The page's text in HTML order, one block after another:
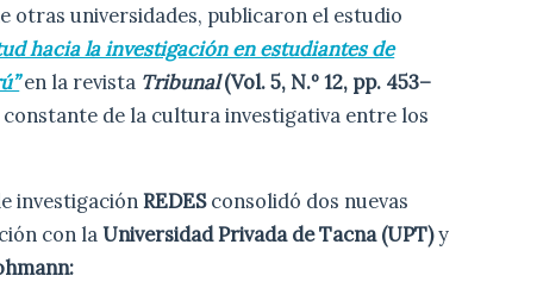
otras universidades, publicaron el estudio
hacia la investigación en estudiantes de
en la revista Tribunal(Vol. 5, N.º 12, pp. 453–
de la cultura investigativa entre los
investigaciónREDESconsolidó dos nuevas
con laUniversidad Privada de Tacna (UPT)y